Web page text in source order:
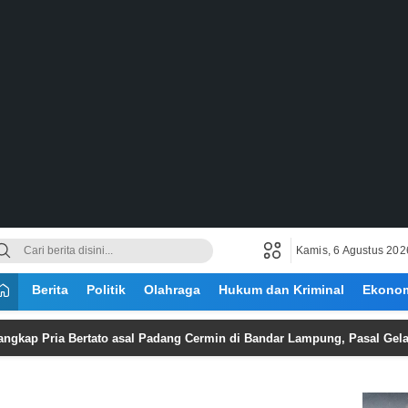
Kamis, 6 Agustus
Berita Politik Olahraga Hukum dan Kriminal
Bertato asal Padang Cermin di Bandar Lampung, Pasal Gelapkan